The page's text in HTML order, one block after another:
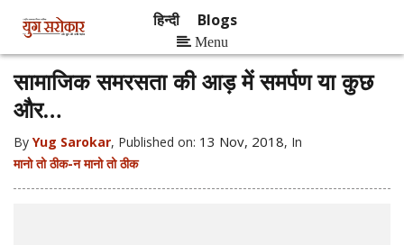
हिन्दी Blogs
Menu
सामाजिक समरसता की आड़ में समर्पण या कुछ
और…
By Yug Sarokar, Published on: 13 Nov, 2018, In
मानो तो ठीक-न मानो तो ठीक